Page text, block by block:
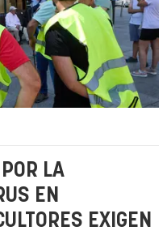
LA
EN
EXIGEN